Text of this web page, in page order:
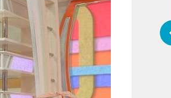
『アイ＝ラブ！げーみんぐ』＝LOV
E齋藤樹愛羅＆佐々木舞香SPインタ
ビュー